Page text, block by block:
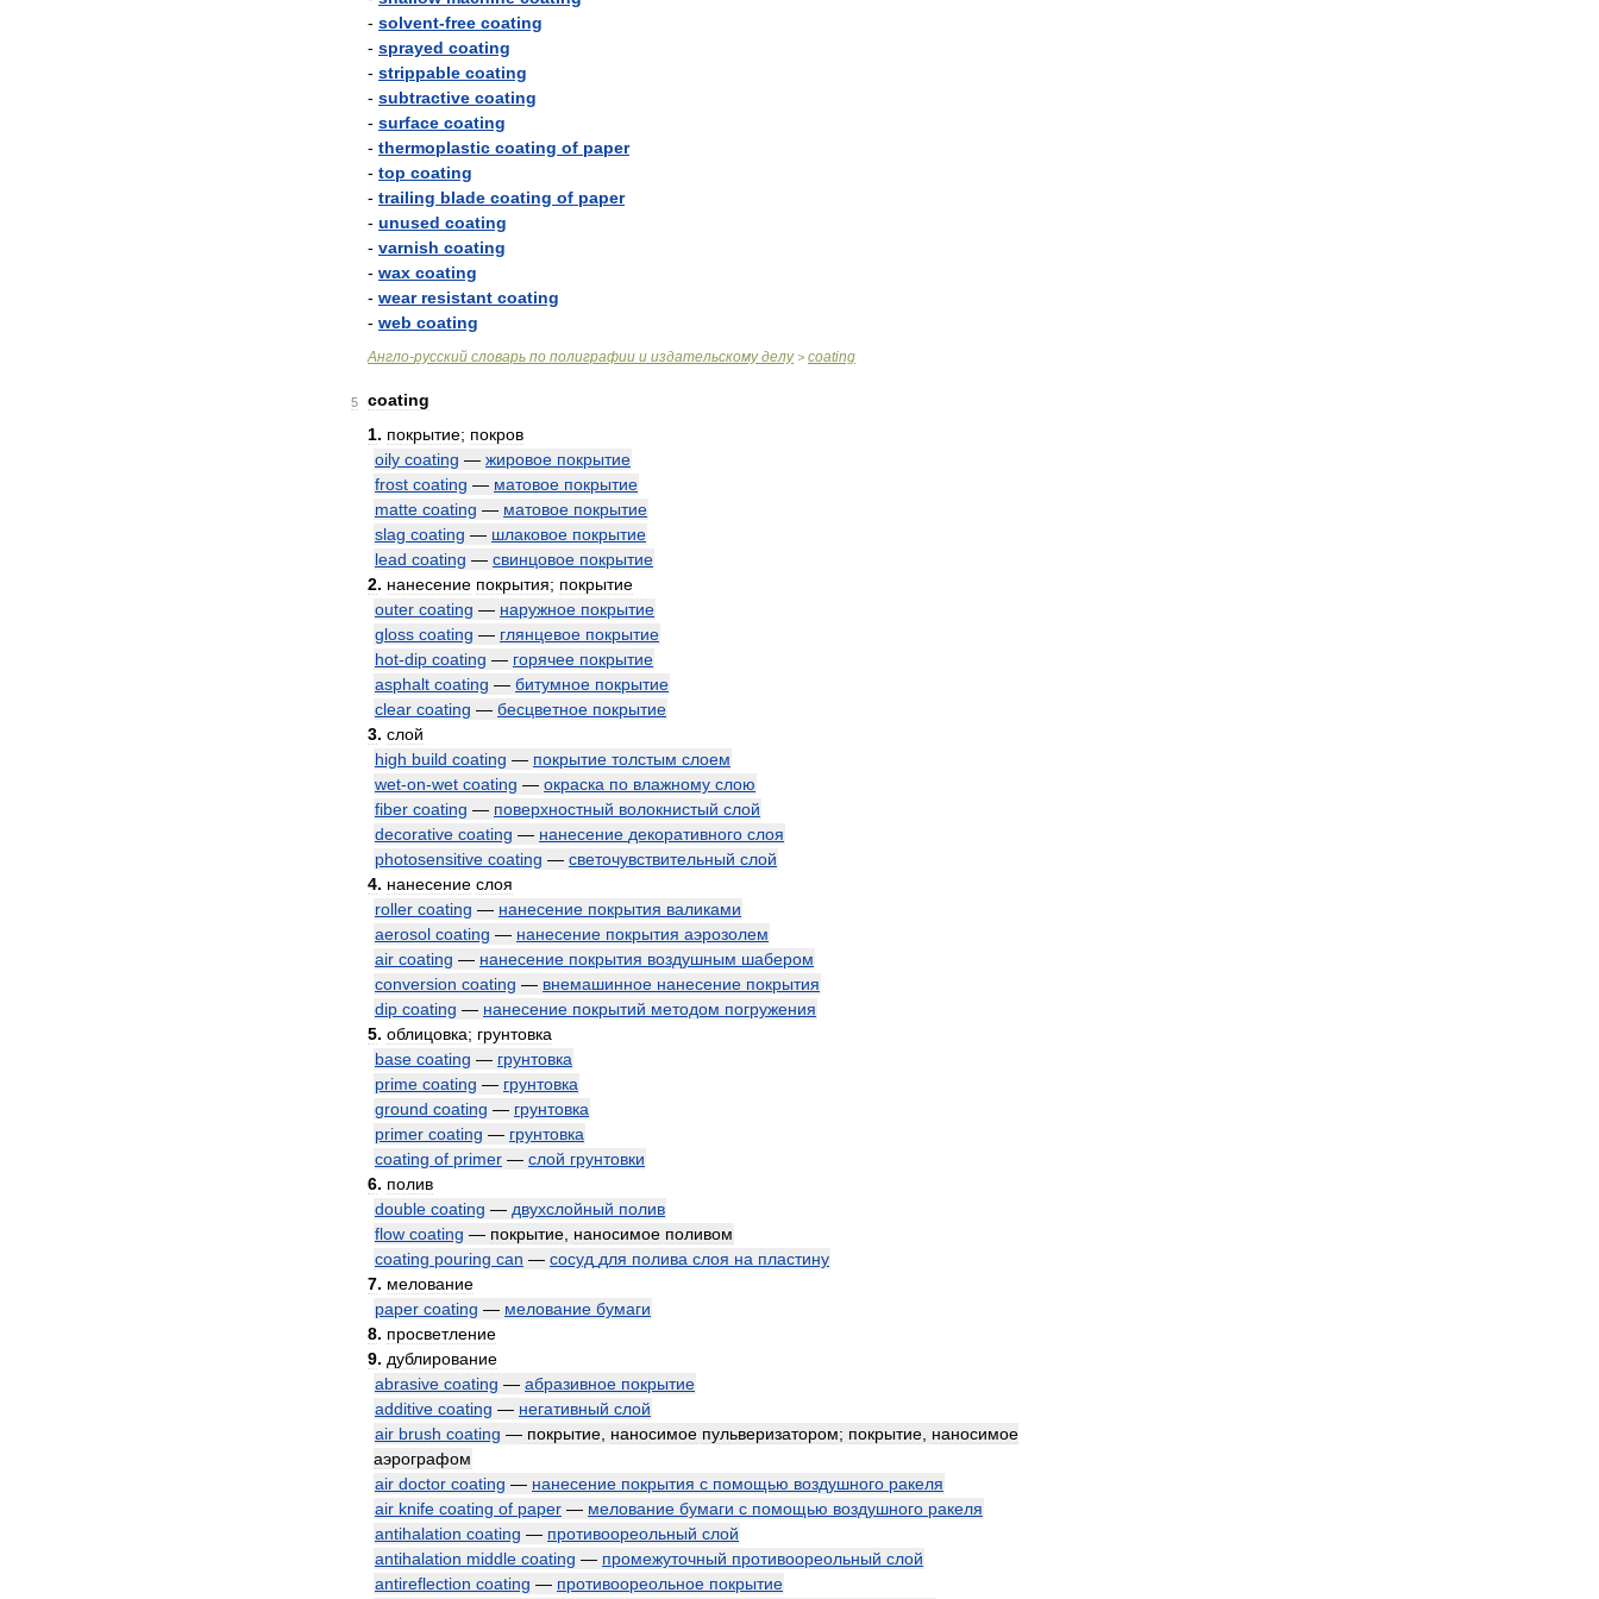
- solvent-free coating
- sprayed coating
- strippable coating
- subtractive coating
- surface coating
- thermoplastic coating of paper
- top coating
- trailing blade coating of paper
- unused coating
- varnish coating
- wax coating
- wear resistant coating
- web coating
Англо-русский словарь по полиграфии и издательскому делу> coating
5
coating
1. покрытие; покров
oily coating — жировое покрытие
frost coating — матовое покрытие
matte coating — матовое покрытие
slag coating — шлаковое покрытие
lead coating — свинцовое покрытие
2. нанесение покрытия; покрытие
outer coating — наружное покрытие
gloss coating — глянцевое покрытие
hot-dip coating — горячее покрытие
asphalt coating — битумное покрытие
clear coating — бесцветное покрытие
3. слой
high build coating — покрытие толстым слоем
wet-on-wet coating — окраска по влажному слою
fiber coating — поверхностный волокнистый слой
decorative coating — нанесение декоративного слоя
photosensitive coating — светочувствительный слой
4. нанесение слоя
roller coating — нанесение покрытия валиками
aerosol coating — нанесение покрытия аэрозолем
air coating — нанесение покрытия воздушным шабером
conversion coating — внемашинное нанесение покрытия
dip coating — нанесение покрытий методом погружения
5. облицовка; грунтовка
base coating — грунтовка
prime coating — грунтовка
ground coating — грунтовка
primer coating — грунтовка
coating of primer — слой грунтовки
6. полив
double coating — двухслойный полив
flow coating — покрытие наносимое поливом
coating pouring can — сосуд для полива слоя на пластину
7. мелование
paper coating — мелование бумаги
8. просветление
9. дублирование
abrasive coating — абразивное покрытие
additive coating — негативный слой
air brush coating — покрытие наносимое пульверизатором; покрытие наносимое
аэрографом
air doctor coating — нанесение покрытия с помощью воздушного ракеля
air knife coating of paper — мелование бумаги с помощью воздушного ракеля
antihalation coating — противоореольный слой
antihalation middle coating — промежуточный противоореольный слой
antireflection coating — противоореольное покрытие